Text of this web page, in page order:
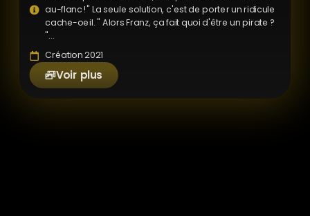
au-flanc !" La seule solution, c'est de porter un ridicule
cache-oeil. " Alors Franz, ça fait quoi d'être un pirate ?
"...
Création 2021
Voir plus